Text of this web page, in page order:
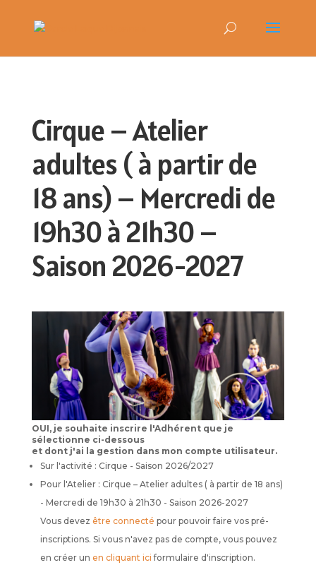
Cirque – Atelier
adultes ( à partir de
18 ans) – Mercredi de
19h30 à 21h30 –
Saison 2026-2027
OUI, je souhaite inscrire l'Adhérent que je
sélectionne ci-dessous
et dont j'ai la gestion dans mon compte utilisateur.
Sur l'activité : Cirque - Saison 2026/2027
Pour l'Atelier : Cirque – Atelier adultes ( à partir de 18 ans)
- Mercredi de 19h30 à 21h30 - Saison 2026-2027
Vous devez être connecté pour pouvoir faire vos pré-
inscriptions. Si vous n'avez pas de compte, vous pouvez
en créer un en cliquant ici formulaire d'inscription.